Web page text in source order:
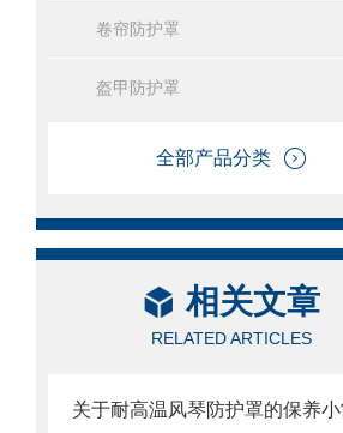
卷帘防护罩
盔甲防护罩
全部产品分类
相关文章
RELATED ARTICLES